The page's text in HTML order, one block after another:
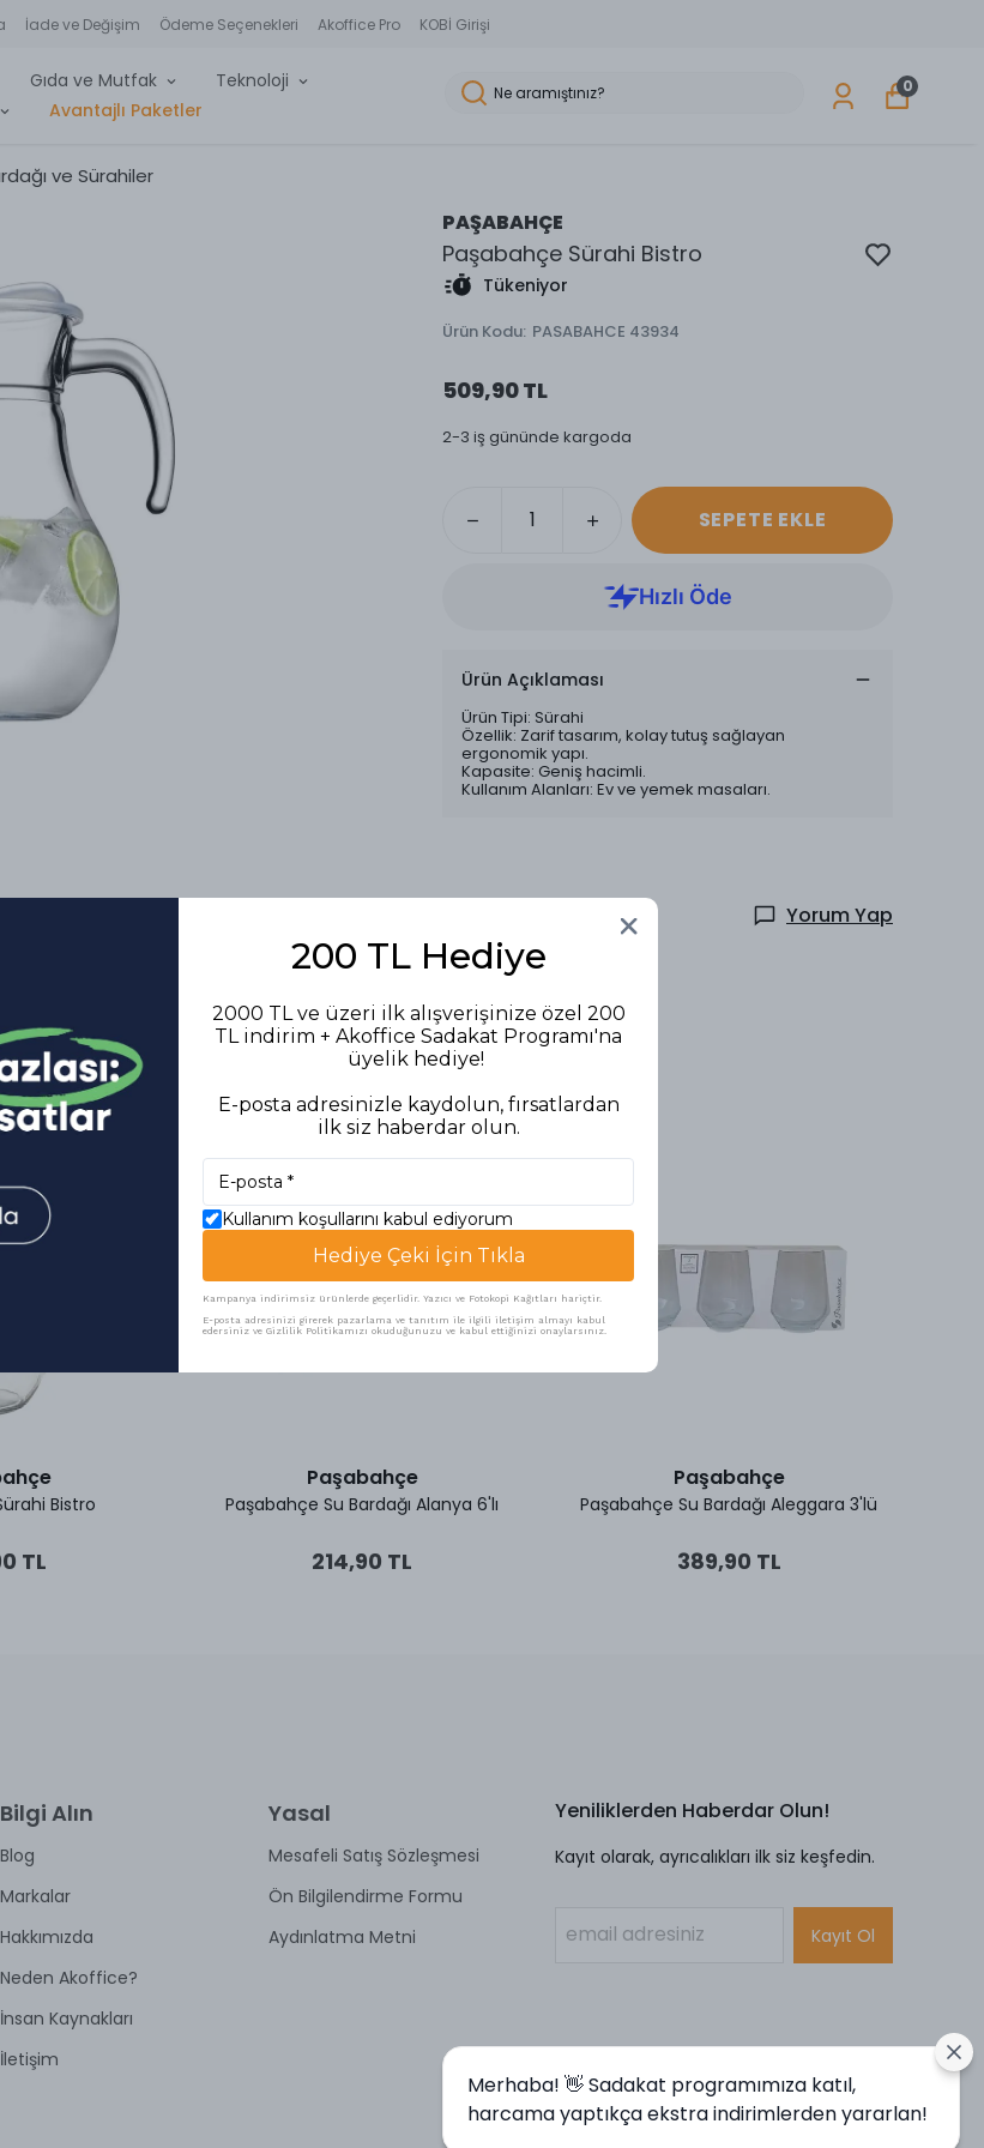
İade ve Değişim Ödeme Seçenekleri Akoffice Pro KOBİ Girişi
Gıda ve Mutfak
Teknoloji
Avantajlı Paketler
0
ve Sürahiler
PAŞABAHÇE
Paşabahçe Sürahi Bistro
Tükeniyor
Ürün Kodu: PASABAHCE 43934
509,90 TL
2-3 iş gününde kargoda
SEPETE EKLE
Ürün Açıklaması
Ürün Tipi: Sürahi
Özellik: Zarif tasarım, kolay tutuş sağlayan
ergonomik yapı.
Kapasite: Geniş hacimli.
Kullanım Alanları: Ev ve yemek masaları.
Yorum Yap
Benzer Ürünler
Bistro
TL
Paşabahçe
Paşabahçe Su Bardağı Alanya 6'lı
214,90 TL
Paşabahçe
Paşabahçe Su Bardağı Aleggara 3'lü
389,90 TL
Bilgi Alın
Blog
Markalar
Hakkımızda
Neden Akoffice?
İnsan Kaynakları
İletişim
Yasal
Mesafeli Satış Sözleşmesi
Ön Bilgilendirme Formu
Aydınlatma Metni
Yeniliklerden Haberdar Olun!
Kayıt olarak, ayrıcalıkları ilk siz keşfedin.
Kayıt Ol
200 TL Hediye
2000 TL ve üzeri ilk alışverişinize özel 200
TL indirim + Akoffice Sadakat Programı'na
üyelik hediye!
E-posta adresinizle kaydolun, fırsatlardan
ilk siz haberdar olun.
Kullanım koşullarını kabul ediyorum
Hediye Çeki İçin Tıkla
Kampanya indirimsiz ürünlerde geçerlidir. Yazıcı ve Fotokopi Kağıtları hariçtir.
E-posta adresinizi girerek pazarlama ve tanıtım ile ilgili iletişim almayı kabul
edersiniz ve Gizlilik Politikamızı okuduğunuzu ve kabul ettiğinizi onaylarsınız.
Merhaba! 👋 Sadakat programımıza katıl,
harcama yaptıkça ekstra indirimlerden yararlan!